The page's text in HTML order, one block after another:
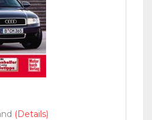
(Details)